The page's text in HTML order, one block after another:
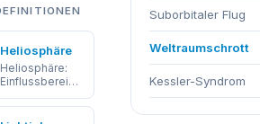
Heliosphäre
Heliosphäre:
Einflussbereich
des
Sonnenwinds
Suborbitaler Flug
Weltraumschrott
Kessler-Syndrom